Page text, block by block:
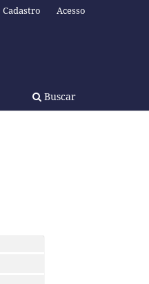
Buscar
Cadastro Acesso